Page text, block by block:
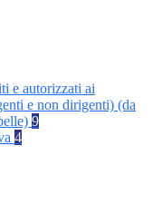
e autorizzati ai
e non dirigenti) (da
9
4